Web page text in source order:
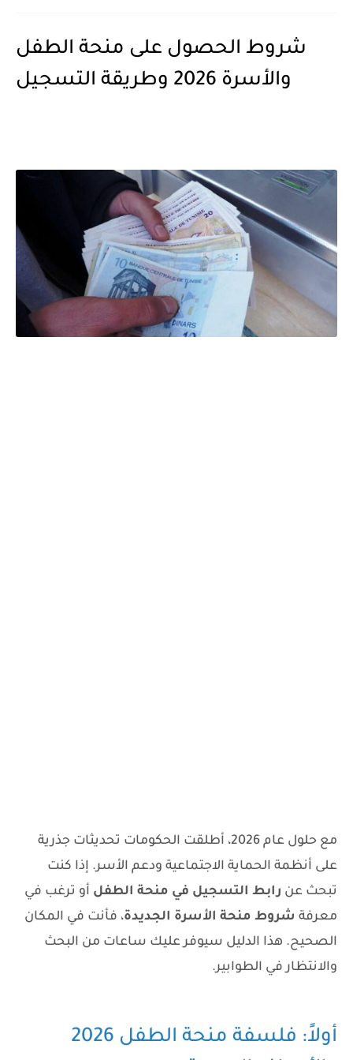
شروط الحصول على منحة الطفل
والأسرة 2026 وطريقة التسجيل
مع حلول عام 2026، أطلقت الحكومات تحديثات جذرية
على أنظمة الحماية الاجتماعية ودعم الأسر. إذا كنت
تبحث عن رابط التسجيل في منحة الطفل أو ترغب في
معرفة شروط منحة الأسرة الجديدة، فأنت في المكان
الصحيح. هذا الدليل سيوفر عليك ساعات من البحث
والانتظار في الطوابير.
أولاً: فلسفة منحة الطفل 2026